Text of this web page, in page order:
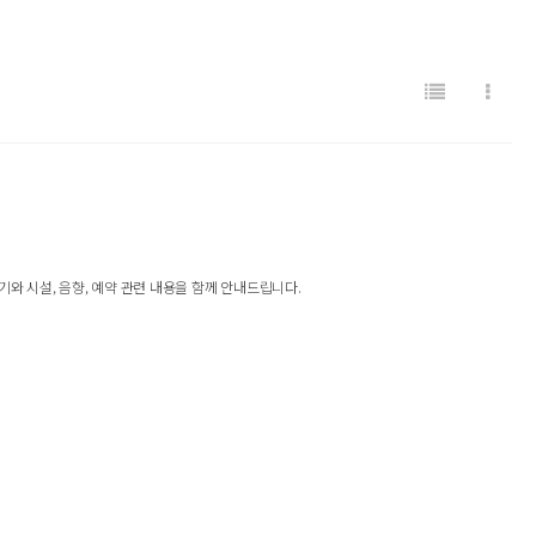
시설, 음향, 예약 관련 내용을 함께 안내드립니다.